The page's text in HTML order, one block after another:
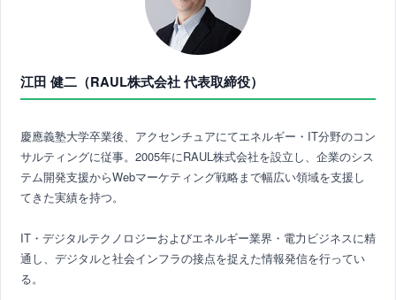
江田 健二（RAUL株式会社 代表取締役）
慶應義塾大学卒業後、アクセンチュアにてエネルギー・IT分野のコン
サルティングに従事。2005年にRAUL株式会社を設立し、企業のシス
テム開発支援からWebマーケティング戦略まで幅広い領域を支援し
てきた実績を持つ。
IT・デジタルテクノロジーおよびエネルギー業界・電力ビジネスに精
通し、デジタルと社会インフラの接点を捉えた情報発信を行ってい
る。